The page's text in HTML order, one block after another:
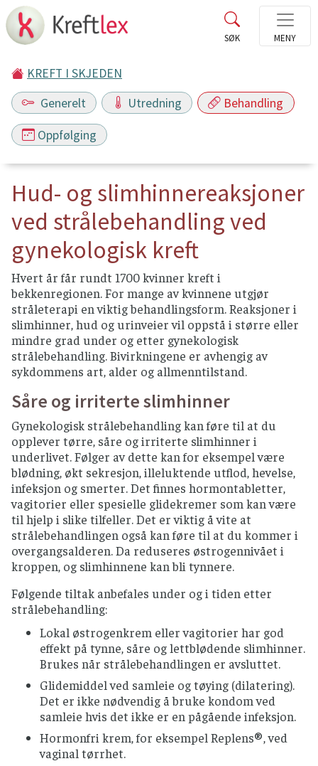
KREFT I SKJEDEN
Generelt
Utredning Behandling
Oppfølging
Hud- og slimhinnereaksjoner
ved strålebehandling ved
gynekologisk kreft
Hvert år får rundt 1700 kvinner kreft i
bekkenregionen. For mange av kvinnene utgjør
stråleterapi en viktig behandlingsform. Reaksjoner i
slimhinner, hud og urinveier vil oppstå i større eller
mindre grad under og etter gynekologisk
strålebehandling. Bivirkningene er avhengig av
sykdommens art, alder og allmenntilstand.
Såre og irriterte slimhinner
Gynekologisk strålebehandling kan føre til at du
opplever tørre, såre og irriterte slimhinner i
underlivet. Følger av dette kan for eksempel være
blødning, økt sekresjon, illeluktende utflod, hevelse,
infeksjon og smerter. Det finnes hormontabletter,
vagitorier eller spesielle glidekremer som kan være
til hjelp i slike tilfeller. Det er viktig å vite at
strålebehandlingen også kan føre til at du kommer i
overgangsalderen. Da reduseres østrogennivået i
kroppen, og slimhinnene kan bli tynnere.
Følgende tiltak anbefales under og i tiden etter
strålebehandling:
Lokal østrogenkrem eller vagitorier har god
effekt på tynne, såre og lettblødende slimhinner.
Brukes når strålebehandlingen er avsluttet.
Glidemiddel ved samleie og tøying (dilatering).
Det er ikke nødvendig å bruke kondom ved
samleie hvis det ikke er en pågående infeksjon.
Hormonfri krem, for eksempel Replens®, ved
vaginal tørrhet.